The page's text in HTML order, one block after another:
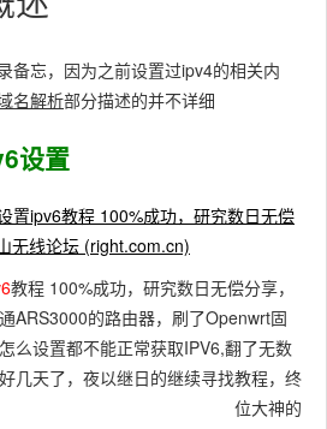
备忘，因为之前设置过ipv4的相关内
名解析部分描述的并不详细
设置
置ipv6教程 100%成功，研究数日无偿
无线论坛 (right.com.cn)
教程 100%成功，研究数日无偿分享，
ARS3000的路由器，刷了Openwrt固
么设置都不能正常获取IPV6,翻了无数
几天了，夜以继日的继续寻找教程，终
，参考一 位大神的